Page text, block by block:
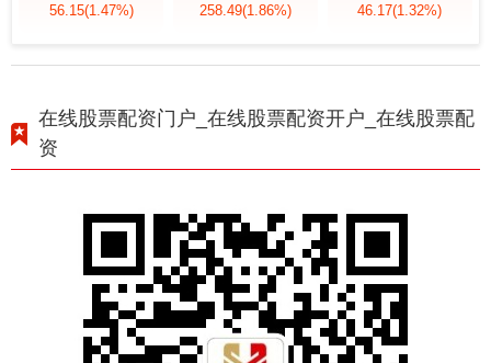
56.15(1.47%) 258.49(1.86%) 46.17(1.32%)
在线股票配资门户_在线股票配资开户_在线股票配
资